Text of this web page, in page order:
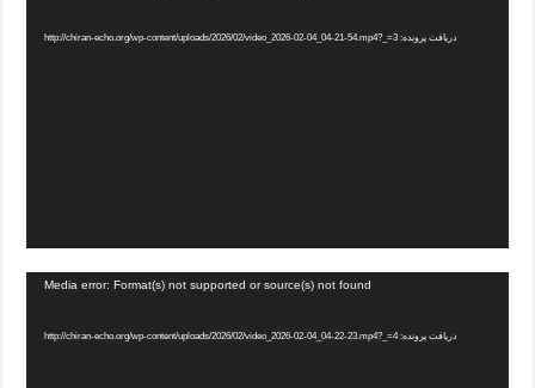
دریافت پرونده: http://chiran-echo.org/wp-content/uploads/2026/02/video_2026-02-04_04-21-54.mp4?_=3
Media error: Format(s) not supported or source(s) not found
دریافت پرونده: http://chiran-echo.org/wp-content/uploads/2026/02/video_2026-02-04_04-22-23.mp4?_=4